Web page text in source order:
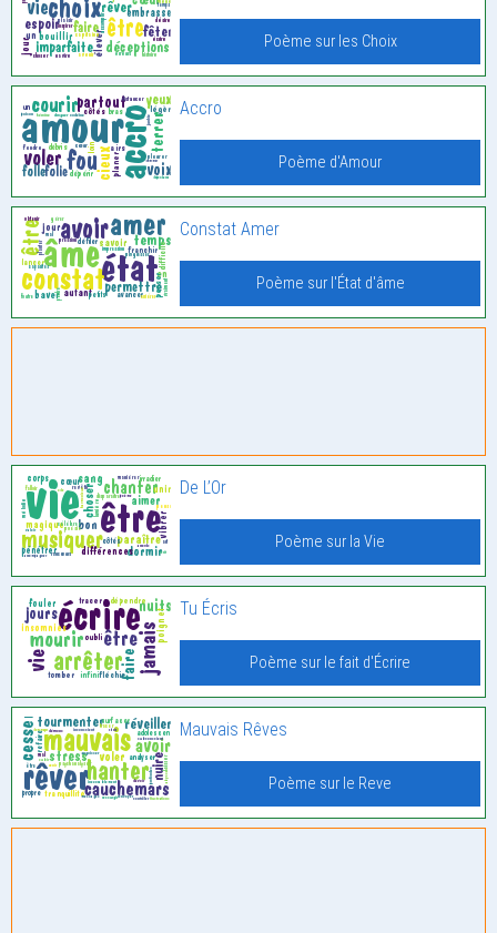
Poème sur les Choix
Accro
Poème d'Amour
Constat Amer
Poème sur l'État d'âme
De L’Or
Poème sur la Vie
Tu Écris
Poème sur le fait d'Écrire
Mauvais Rêves
Poème sur le Reve